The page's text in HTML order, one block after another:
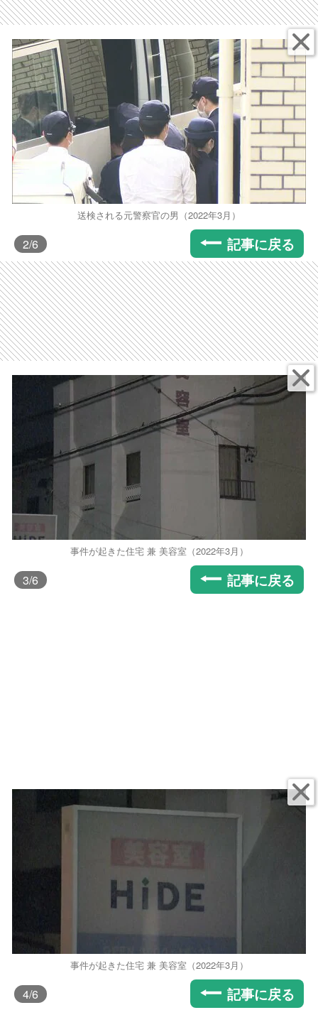
送検される元警察官の男（2022年3月）
2/6 記事に戻る
事件が起きた住宅 兼 美容室（2022年3月）
3/6 記事に戻る
事件が起きた住宅 兼 美容室（2022年3月）
4/6 記事に戻る